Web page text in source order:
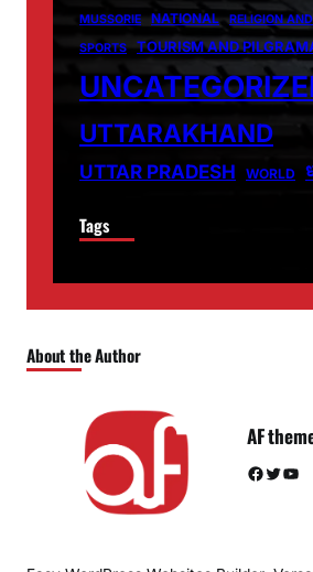
MUSSORIE NATIONAL
RELIGION
SPORTS
TOURISM AND
UTTARAKHAND
UTTAR PRADESH WORLD
Tags
About the Author
AF
Facebook Twitter YouTube